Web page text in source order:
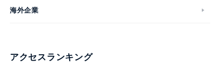
海外企業
アクセスランキング